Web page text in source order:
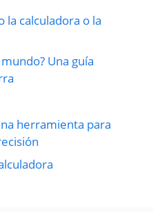
la calculadora o la
Una guía
herramienta para